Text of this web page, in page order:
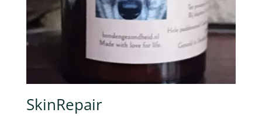
SkinRepair